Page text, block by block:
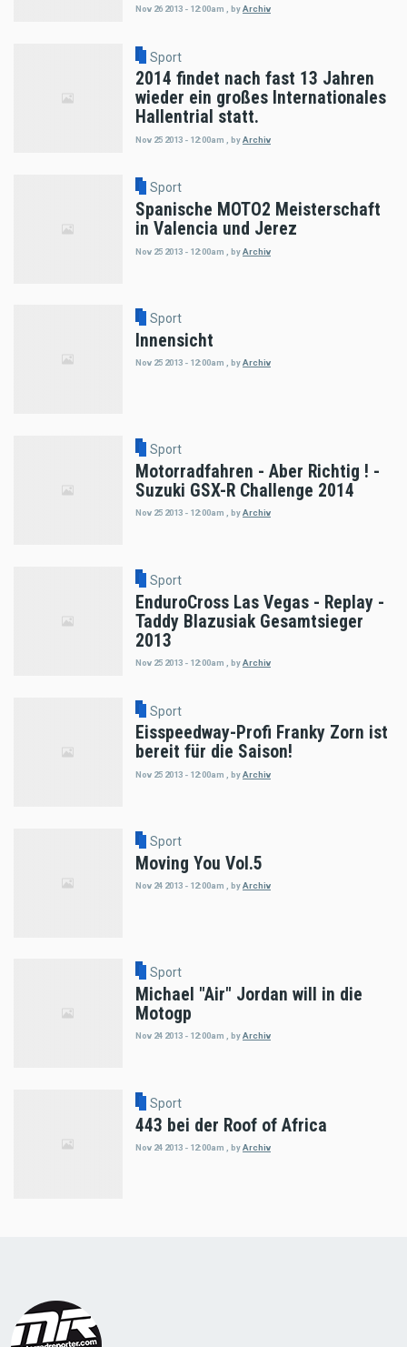
Nov 26 2013 - 12:00am byArchiv
Sport
2014 findet nach fast 13 Jahren
wieder ein großes Internationales
Hallentrial statt.
Nov 25 2013 - 12:00am byArchiv
Sport
Spanische MOTO2 Meisterschaft
in Valencia und Jerez
Nov 25 2013 - 12:00am byArchiv
Sport
Innensicht
Nov 25 2013 - 12:00am , byArchiv
Sport
Motorradfahren - Aber Richtig ! -
Suzuki GSX-R Challenge 2014
Nov 25 2013 - 12:00am byArchiv
Sport
EnduroCross Las Vegas - Replay -
Taddy Blazusiak Gesamtsieger
2013
Nov 25 2013 - 12:00am byArchiv
Sport
Eisspeedway-Profi Franky Zorn ist
bereit für die Saison!
Nov 25 2013 - 12:00am byArchiv
Sport
Moving You Vol.5
Nov 24 2013 - 12:00am , byArchiv
Sport
Michael "Air" Jordan will in die
Motogp
Nov 24 2013 - 12:00am byArchiv
Sport
443 bei der Roof of Africa
Nov 24 2013 - 12:00am byArchiv